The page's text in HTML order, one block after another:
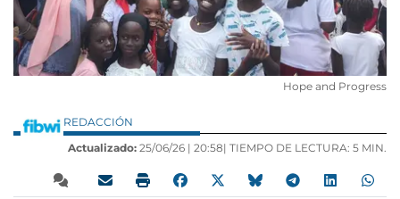
Hope and Progress
REDACCIÓN
Actualizado: 25/06/26 | 20:58| TIEMPO DE LECTURA: 5 MIN.